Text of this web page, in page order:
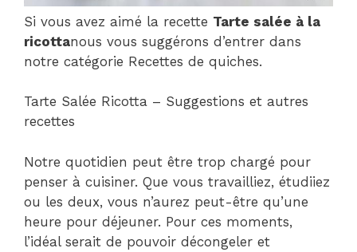
Si vous avez aimé la recette Tarte salée à la
ricottanous vous suggérons d’entrer dans
notre catégorie Recettes de quiches.
Tarte Salée Ricotta – Suggestions et autres
recettes
Notre quotidien peut être trop chargé pour
penser à cuisiner. Que vous travailliez, étudiiez
ou les deux, vous n’aurez peut-être qu’une
heure pour déjeuner. Pour ces moments,
l’idéal serait de pouvoir décongeler et